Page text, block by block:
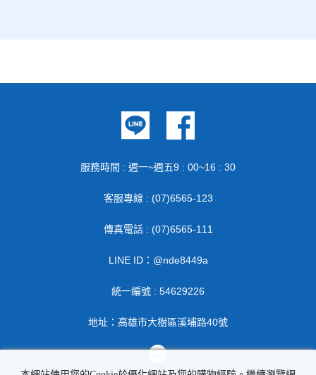
服務時間 : 週一~週五9 : 00~16 : 30
客服專線 : (07)6565-123
傳真電話 : (07)6565-111
LINE ID：@nde8449a
統一編號 : 54629226
地址：高雄市大樹區溪埔路40號